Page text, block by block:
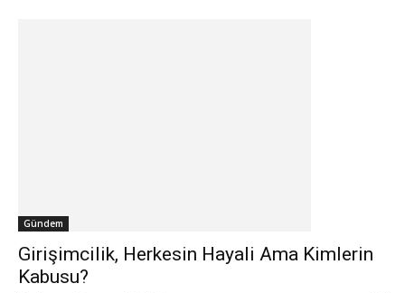
Gündem
Girişimcilik, Herkesin Hayali Ama Kimlerin
Kabusu?